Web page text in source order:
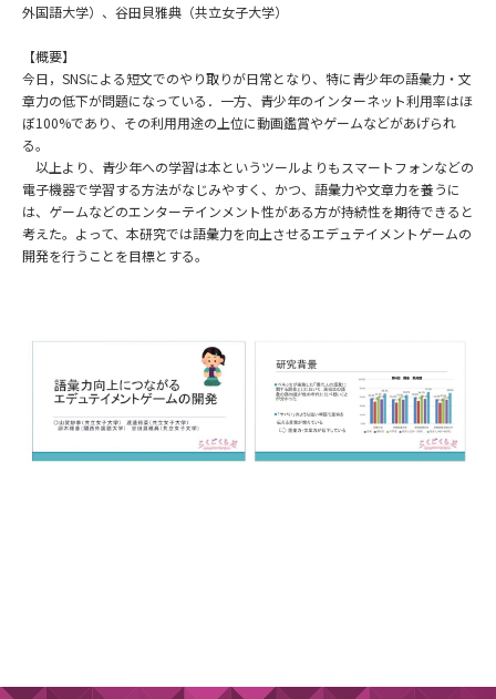
外国語大学）、谷田貝雅典（共立女子大学）
【概要】
今日，SNSによる短文でのやり取りが日常となり、特に青少年の語彙力・文
章力の低下が問題になっている．一方、青少年のインターネット利用率はほ
ぼ100%であり、その利用用途の上位に動画鑑賞やゲームなどがあげられ
る。
以上より、青少年への学習は本というツールよりもスマートフォンなどの
電子機器で学習する方法がなじみやすく、かつ、語彙力や文章力を養うに
は、ゲームなどのエンターテインメント性がある方が持続性を期待できると
考えた。よって、本研究では語彙力を向上させるエデュテイメントゲームの
開発を行うことを目標とする。